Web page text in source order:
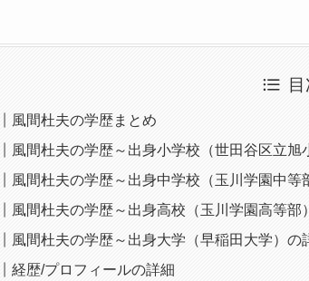
風間杜夫の学歴まとめ
風間杜夫の学歴～出身小学校（世田谷区立旭
風間杜夫の学歴～出身中学校（玉川学園中等
風間杜夫の学歴～出身高校（玉川学園高等部
風間杜夫の学歴～出身大学（早稲田大学）の
経歴/プロフィールの詳細